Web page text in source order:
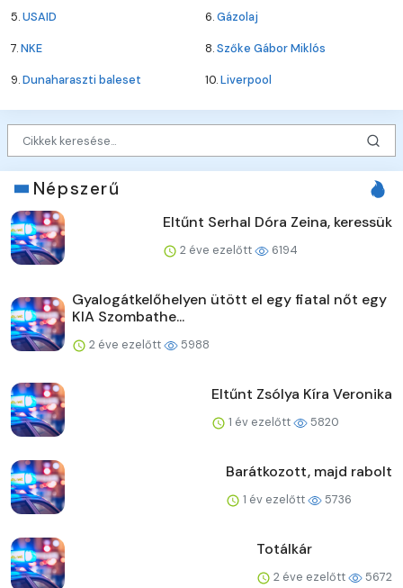
5.USAID 6.Gázolaj
7.NKE 8.Szőke Gábor Miklós
9.Dunaharaszti baleset 10.Liverpool
Népszerű
Eltűnt Serhal Dóra Zeina, keressük
2 éve ezelőtt 6194
Gyalogátkelőhelyen ütött el egy fiatal nőt egy
KIA Szombathe...
2 éve ezelőtt 5988
Eltűnt Zsólya Kíra Veronika
1 év ezelőtt 5820
Barátkozott, majd rabolt
1 év ezelőtt 5736
Totálkár
2 éve ezelőtt 5672